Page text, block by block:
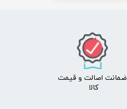
ضمانت اصالت و قیمت​​​​​​​
کالا ​​​​​​​